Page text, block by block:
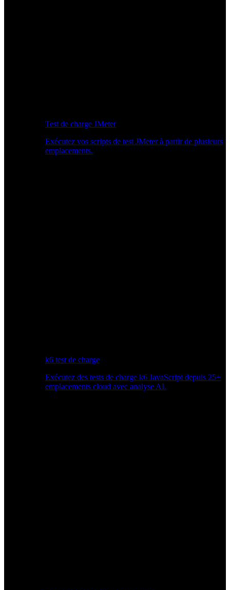
Test de charge JMeter
Exécutez vos scripts de test JMeter à partir de plusieurs
emplacements.
k6 test de charge
Exécutez des tests de charge k6 JavaScript depuis 25+
emplacements cloud avec analyse AI.